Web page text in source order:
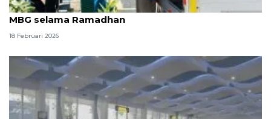
SPPG Batam terapkan sistem pengantaran paket
MBG selama Ramadhan
18 Februari 2026